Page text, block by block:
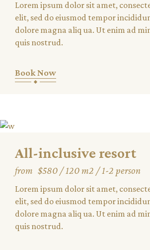
Lorem ipsum dolor sit amet,
elit, sed do eiusmod tempor
dolore magna aliq ua. Ut enim ad
quis nostrud.
Book Now
All-inclusive resort
from $580 120 m2 1-2 person
Lorem ipsum dolor sit amet,
elit, sed do eiusmod tempor
dolore magna aliq ua. Ut enim ad
quis nostrud.